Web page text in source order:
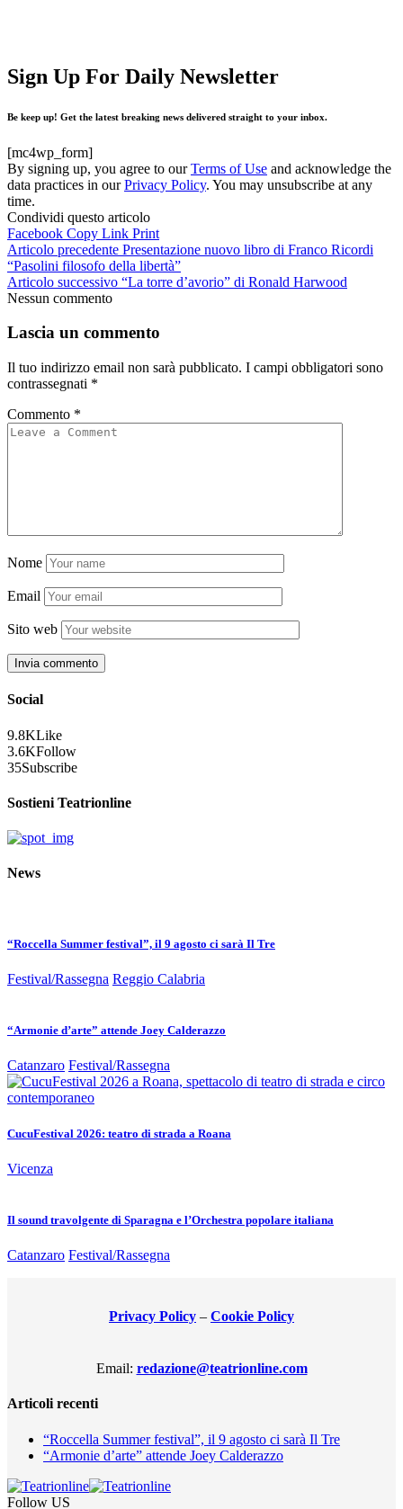
Sign Up For Daily Newsletter
Be keep up! Get the latest breaking news delivered straight to your inbox.
[mc4wp_form]
By signing up, you agree to ourTerms of Use and acknowledge the
data practices in ourPrivacy Policy. You may unsubscribe at any
time.
Condividi questo articolo
Facebook Copy Link Print
Articolo precedente Presentazione nuovo libro di Franco Ricordi
“Pasolini filosofo della libertà”
Articolo successivo “La torre d’avorio” di Ronald Harwood
Nessun commento
Lascia un commento
Il tuo indirizzo email non sarà pubblicato. I campi obbligatori sono
contrassegnati *
Commento *
Nome
Email
Sito web
Social
9.8KLike
3.6KFollow
35Subscribe
Sostieni Teatrionline
News
“Roccella Summer festival”, il 9 agosto ci sarà Il Tre
Festival/Rassegna Reggio Calabria
“Armonie d’arte” attende Joey Calderazzo
Catanzaro Festival/Rassegna
CucuFestival 2026: teatro di strada a Roana
Vicenza
Il sound travolgente di Sparagna e l’Orchestra popolare italiana
Catanzaro Festival/Rassegna
Privacy Policy – Cookie Policy
Email: redazione@teatrionline.com
Articoli recenti
“Roccella Summer festival”, il 9 agosto ci sarà Il Tre
“Armonie d’arte” attende Joey Calderazzo
Follow US